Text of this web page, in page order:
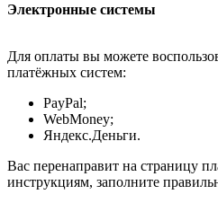
Электронные системы
Для оплаты вы можете
платёжных систем:
PayPal;
WebMoney;
Яндекс.Деньги.
Вас перенаправит на страницу
инструкциям, заполните